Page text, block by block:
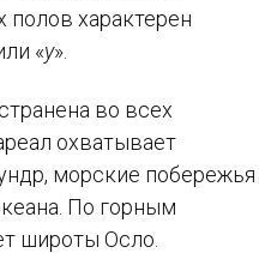
полов характерен
«у».
во всех
охватывает
морские побережья
По горным
широты Осло.